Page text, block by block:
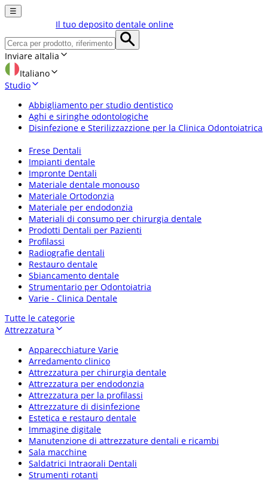
☰
Il tuo deposito dentale online
Inviare aItalia
Italiano
Studio
Abbigliamento per studio dentistico
Aghi e siringhe odontologiche
Disinfezione e Sterilizzazzione per la Clinica Odontoiatrica
Frese Dentali
Impianti dentale
Impronte Dentali
Materiale dentale monouso
Materiale Ortodonzia
Materiale per endodonzia
Materiali di consumo per chirurgia dentale
Prodotti Dentali per Pazienti
Profilassi
Radiografie dentali
Restauro dentale
Sbiancamento dentale
Strumentario per Odontoiatria
Varie - Clinica Dentale
Tutte le categorie
Attrezzatura
Apparecchiature Varie
Arredamento clinico
Attrezzatura per chirurgia dentale
Attrezzatura per endodonzia
Attrezzatura per la profilassi
Attrezzature di disinfezione
Estetica e restauro dentale
Immagine digitale
Manutenzione di attrezzature dentali e ricambi
Sala macchine
Saldatrici Intraorali Dentali
Strumenti rotanti